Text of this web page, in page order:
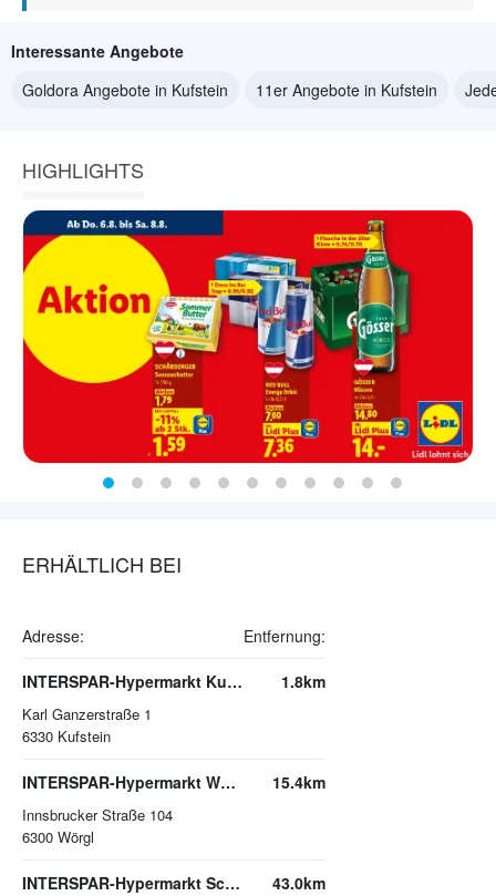
Interessante Angebote
Goldora Angebote in Kufstein
11er Angebote in Kufstein
HIGHLIGHTS
ERHÄLTLICH BEI
Adresse: Entfernung:
INTERSPAR-Hypermarkt Kufstein
Karl Ganzerstraße 1
6330 Kufstein
1.8km
INTERSPAR-Hypermarkt Wörgl
Innsbrucker Straße 104
6300 Wörgl
15.4km
INTERSPAR-Hypermarkt Schwaz 43.0km